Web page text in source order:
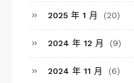
2025 年 1 月 (20)
2024 年 12 月 (9)
2024 年 11 月 (6)